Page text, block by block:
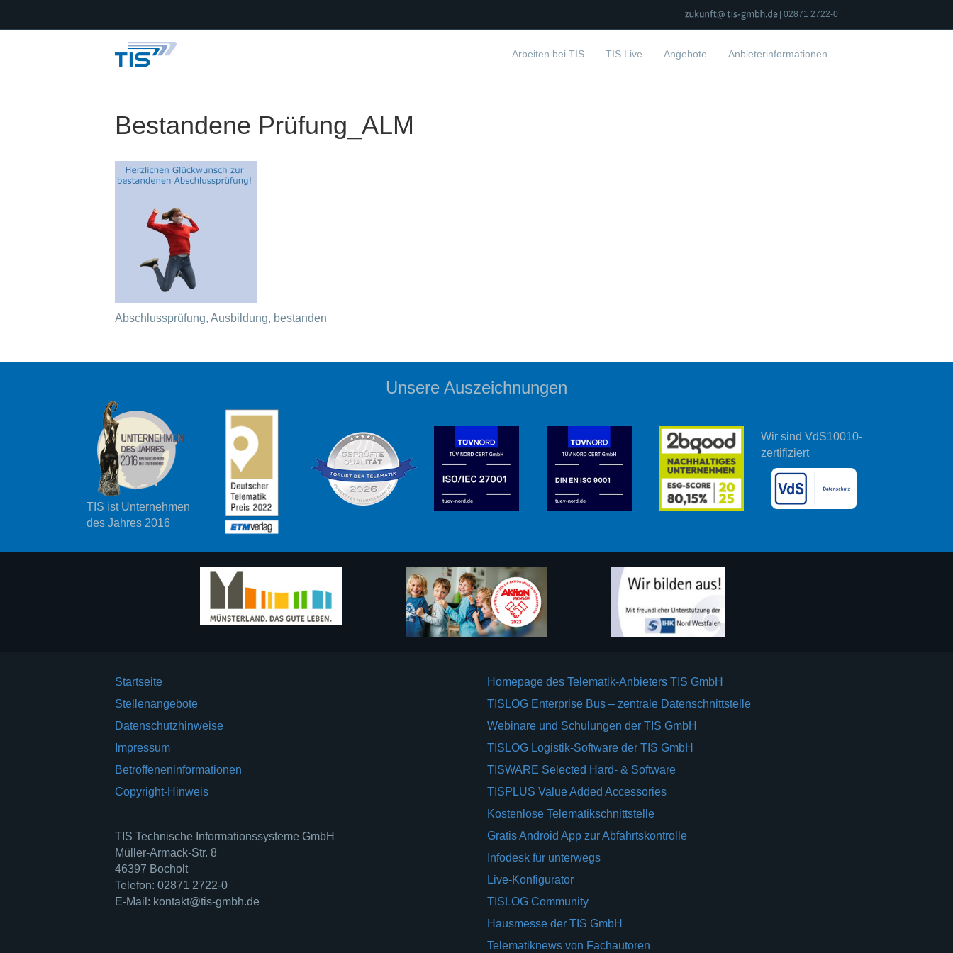
| 02871 2722-0
Arbeiten bei TIS TIS Live Angebote Anbieterinformationen
Bestandene Prüfung_ALM
Abschlussprüfung, Ausbildung, bestanden
Unsere Auszeichnungen
TIS ist Unternehmen
des Jahres 2016
Wir sind VdS10010-
zertifiziert
Startseite
Stellenangebote
Datenschutzhinweise
Impressum
Betroffeneninformationen
Copyright-Hinweis
TIS Technische Informationssysteme GmbH
Müller-Armack-Str. 8
46397 Bocholt
Telefon: 02871 2722-0
E-Mail: kontakt@tis-gmbh.de
Homepage des Telematik-Anbieters TIS GmbH
TISLOG Enterprise Bus – zentrale Datenschnittstelle
Webinare und Schulungen der TIS GmbH
TISLOG Logistik-Software der TIS GmbH
TISWARE Selected Hard- & Software
TISPLUS Value Added Accessories
Kostenlose Telematikschnittstelle
Gratis Android App zur Abfahrtskontrolle
Infodesk für unterwegs
Live-Konfigurator
TISLOG Community
Hausmesse der TIS GmbH
Telematiknews von Fachautoren